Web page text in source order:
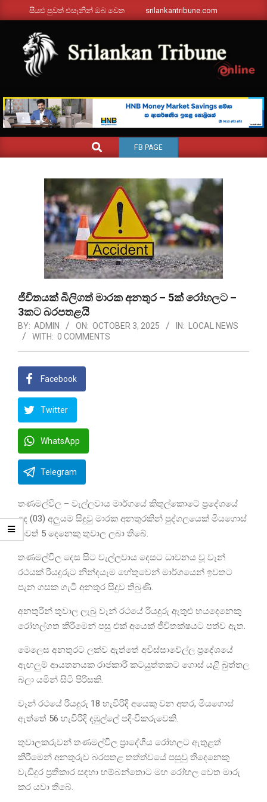
to
content
සියළු පුවත් එසැනින් ඔබ වෙත srilankantribune.com
Navigation
SEARCH
FB PAGE
ජීවිතයක් බිලිගත් මාරක අනතුර – 5ක් රෝහලට –
3කට බරපතළයි
BY: ADMIN ON: OCTOBER 3, 2025 IN:
LOCAL NEWS
WITH: 0 COMMENTS
Facebook
Twitter
WhatsApp
Telegram
තණමල්විල – වැල්ලවාය මාර්ගයේ කිතුල්කොටේ ප්‍රදේශයේ
අද (03) අලුයම සිදුවු මාරක අනතුරකින් පුද්ගලයෙක් මියගොස්
තවත් 5 දෙනෙකු තුවාල ලබා තිබේ.
තණමල්විල දෙස සිට වැල්ලවාය දෙසට ධාවනය වූ වෑන්
රථයක් රියදුරුට නින්දයෑම හේතුවෙන් මාර්ගයෙන් ඉවතට
පැන ගසක ගැටී අනතුර සිදුව තිබුණි.
අනතුරින් තුවාල ලැබු වෑන් රථයේ රියදුරු ඇතුළු හයදෙනෙකු
රෝහල්ගත කිරීමෙන් පසු එක් අයෙක් ජීවිතක්ෂයට පත්ව ඇත.
මෙලෙස අනතුරට ලක්ව ඇත්තේ අවිස්සාවේල්ල ප්‍රදේශයේ
ඇඟලුම් ආයතනයක රාජකාරී කටයුත්තකට ගොස් යළි බුත්තල
බලා යමින් සිටි පිරිසකි.
වෑන් රථයේ රියදුරු 18 හැවිරිදි අයෙකු වන අතර, මියගොස්
ඇත්තේ 56 හැවිරිදි දඹුල්ලේ පදිංචිකරුවෙකි.
තුවාලකරුවන් තණමල්විල ප්‍රාදේශීය රෝහලට ඇතුළත්
කිරීමෙන් අනතුරුව බරපතළ තත්ත්වයේ පසුවු තිදෙනෙකු
වැඩිදුර ප්‍රතිකාර සඳහා හම්බන්තොට මහ රෝහල වෙත මාරු
කර යවා තිබේ.